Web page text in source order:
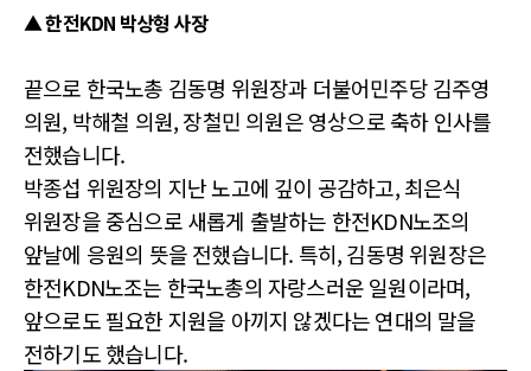
▲ 한전KDN 박상형 사장
끝으로 한국노총 김동명 위원장과 더불어민주당 김주영
의원, 박해철 의원, 장철민 의원은 영상으로 축하 인사를
전했습니다.
박종섭 위원장의 지난 노고에 깊이 공감하고, 최은식
위원장을 중심으로 새롭게 출발하는 한전KDN노조의
앞날에 응원의 뜻을 전했습니다. 특히, 김동명 위원장은
한전KDN노조는 한국노총의 자랑스러운 일원이라며,
앞으로도 필요한 지원을 아끼지 않겠다는 연대의 말을
전하기도 했습니다.